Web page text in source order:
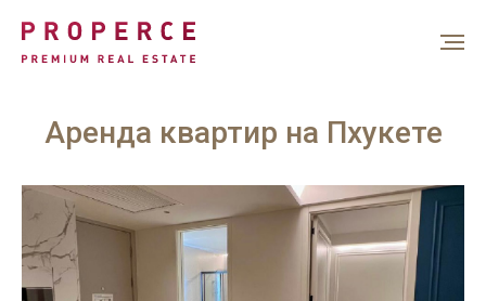
Аренда квартир на Пхукете